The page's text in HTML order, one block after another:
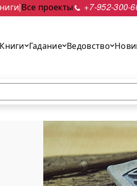
|Все проекты +7-952-300-
Книги Гадание Ведовство